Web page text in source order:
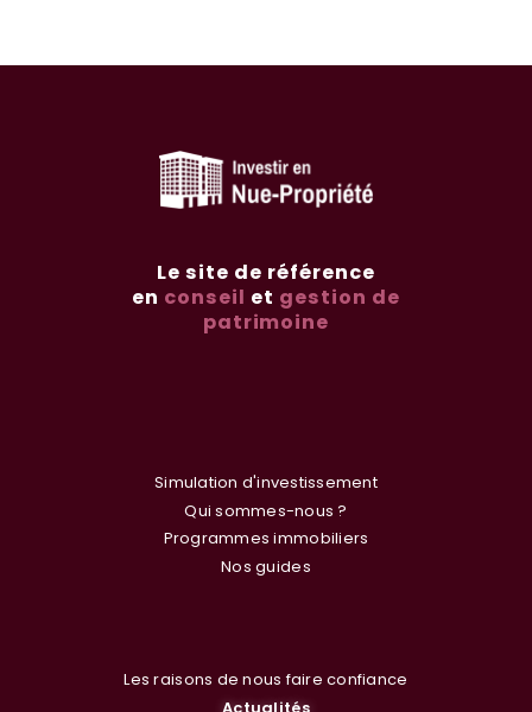
Le site de référence
en conseil et gestion de
patrimoine
Simulation d'investissement
Qui sommes-nous ?
Programmes immobiliers
Nos guides
Les raisons de nous faire confiance